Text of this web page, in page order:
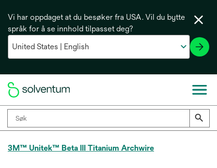
Vi har oppdaget at du besøker fra USA. Vil du bytte
språk for å se innhold tilpasset deg?
3M™ Unitek™ Beta III Titanium Archwire